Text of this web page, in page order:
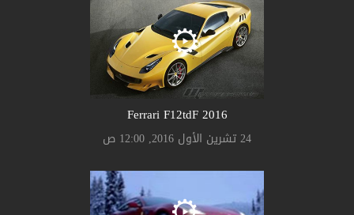
Ferrari F12tdF 2016
24 تشرين الأول 2016, 12:00 ص